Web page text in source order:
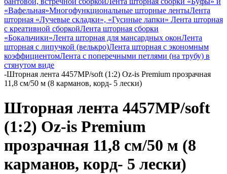
«Вафельная»Многофункциональные шторные лентыЛента
шторная «Лучевые складки», «Гусиные лапки» Лента шторная
с креативной сборкойЛента шторная сборки
«Бокальчики»Лента шторная для мансардных оконЛента
шторная с липучкой (велькро)Лента шторная с экономным
коэффициентомЛента с поперечными петлями (на трубу) в
стянутом виде
-Шторная лента 4457MP/soft (1:2) Oz-is Premium прозрачная
11,8 см/50 м (8 карманов, корд- 5 лески)
Шторная лента 4457MP/soft
(1:2) Oz-is Premium
прозрачная 11,8 см/50 м (8
карманов, корд- 5 лески)